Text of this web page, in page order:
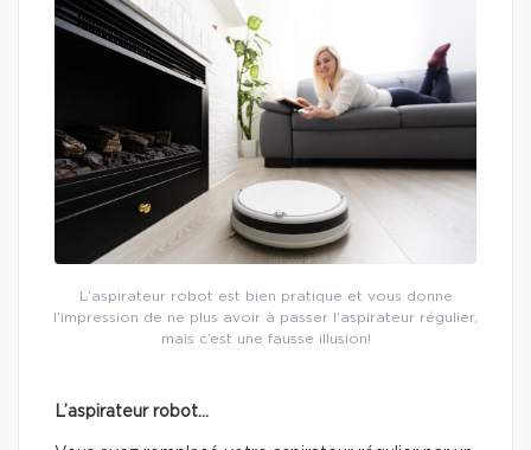
L’aspirateur robot est bien pratique et vous donne
l’impression de ne plus avoir à passer l’aspirateur régulier,
mais c’est une fausse illusion!
L’aspirateur robot…